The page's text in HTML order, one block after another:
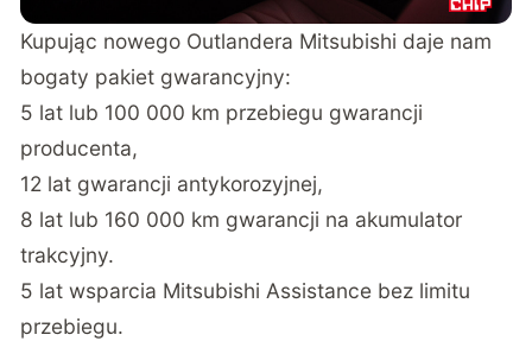
Kupując nowego Outlandera Mitsubishi daje nam
bogaty pakiet gwarancyjny:
5 lat lub 100 000 km przebiegu gwarancji
producenta,
12 lat gwarancji antykorozyjnej,
8 lat lub 160 000 km gwarancji na akumulator
trakcyjny.
5 lat wsparcia Mitsubishi Assistance bez limitu
przebiegu.